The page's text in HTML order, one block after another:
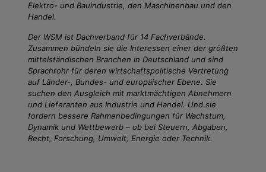
Elektro- und Bauindustrie, den Maschinenbau und den
Handel.
Der WSM ist Dachverband für 14 Fachverbände.
Zusammen bündeln sie die Interessen einer der größten
mittelständischen Branchen in Deutschland und sind
Sprachrohr für deren wirtschaftspolitische Vertretung
auf Länder-, Bundes- und europäischer Ebene. Sie
suchen den Ausgleich mit marktmächtigen Abnehmern
und Lieferanten aus Industrie und Handel. Und sie
fordern bessere Rahmenbedingungen für Wachstum,
Dynamik und Wettbewerb – ob bei Steuern, Abgaben,
Recht, Forschung, Umwelt, Energie oder Technik.